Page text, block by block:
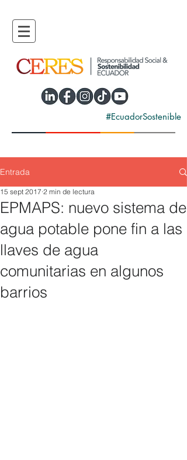
#EcuadorSostenible
Entrada
EPMAPS: nuevo sistema de
agua potable pone fin a las
llaves de agua
comunitarias en algunos
barrios
15 sept 2017 2 min de lectura